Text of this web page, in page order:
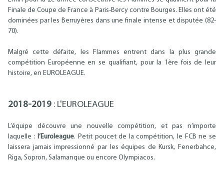
Finale de Coupe de France à Paris-Bercy contre Bourges. Elles ont été
dominées par les Berruyères dans une finale intense et disputée (82-
70).
Malgré cette défaite, les Flammes entrent dans la plus grande
compétition Européenne en se qualifiant, pour la 1ère fois de leur
histoire, en EUROLEAGUE.
2018-2019 : L'EUROLEAGUE
L’équipe découvre une nouvelle compétition, et pas n’importe
laquelle :l’Euroleague. Petit poucet de la compétition, le FCB ne se
laissera jamais impressionné par les équipes de Kursk, Fenerbahce,
Riga, Sopron, Salamanque ou encore Olympiacos.